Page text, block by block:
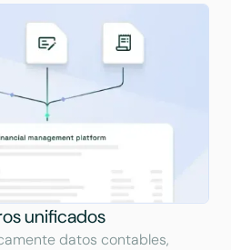
unificados
datos contables,